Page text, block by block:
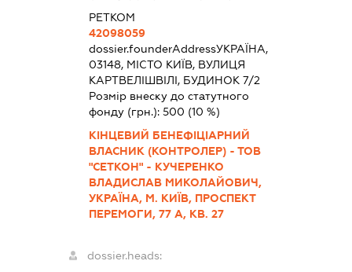
РЕТКОМ
42098059
dossier.founderAddressУКРАЇНА,
03148, МІСТО КИЇВ, ВУЛИЦЯ
КАРТВЕЛІШВІЛІ, БУДИНОК 7/2
Розмір внеску до статутного
фонду (грн.):500 (10 %)
КІНЦЕВИЙ БЕНЕФІЦІАРНИЙ
ВЛАСНИК (КОНТРОЛЕР) - ТОВ
"СЕТКОН" - КУЧЕРЕНКО
ВЛАДИСЛАВ МИКОЛАЙОВИЧ,
УКРАЇНА, М. КИЇВ, ПРОСПЕКТ
ПЕРЕМОГИ, 77 А, КВ. 27
dossier.heads: